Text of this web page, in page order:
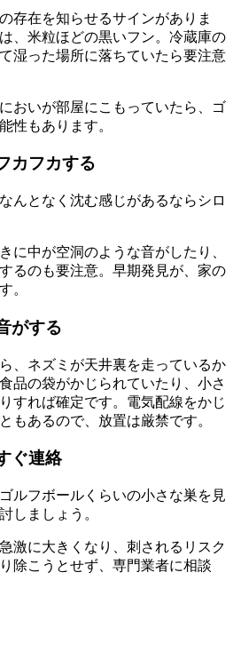
存在を知らせるサインがありま
、米粒ほどの黒いフン。冷蔵庫の
湿った場所に落ちていたら要注意
おいが部屋にこもっていたら、ゴ
性もあります。
カフカする
んとなく沈む感じがあるならシロ
に中が空洞のような音がしたり、
るのも要注意。早期発見が、家の
。
がする
、ネズミが天井裏を走っているか
品の袋がかじられていたり、小さ
すれば確定です。電気配線をかじ
もあるので、放置は厳禁です。
ぐ連絡
ルフボールくらいの小さな巣を見
しましょう。
激に大きくなり、刺されるリスク
除こうとせず、専門業者に相談